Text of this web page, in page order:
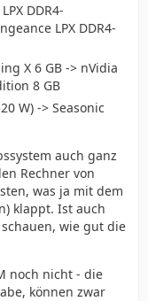
DDR4-
LPX DDR4-
X 6 GB -> nVidia
8 GB
W) -> Seasonic
auch ganz
Rechner von
was ja mit dem
klappt. Ist auch
wie gut die
noch nicht - die
können zwar